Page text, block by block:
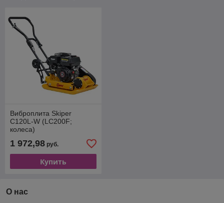
Виброплита Skiper
C120L-W (LC200F;
колеса)
1 972,98 руб.
Купить
О нас